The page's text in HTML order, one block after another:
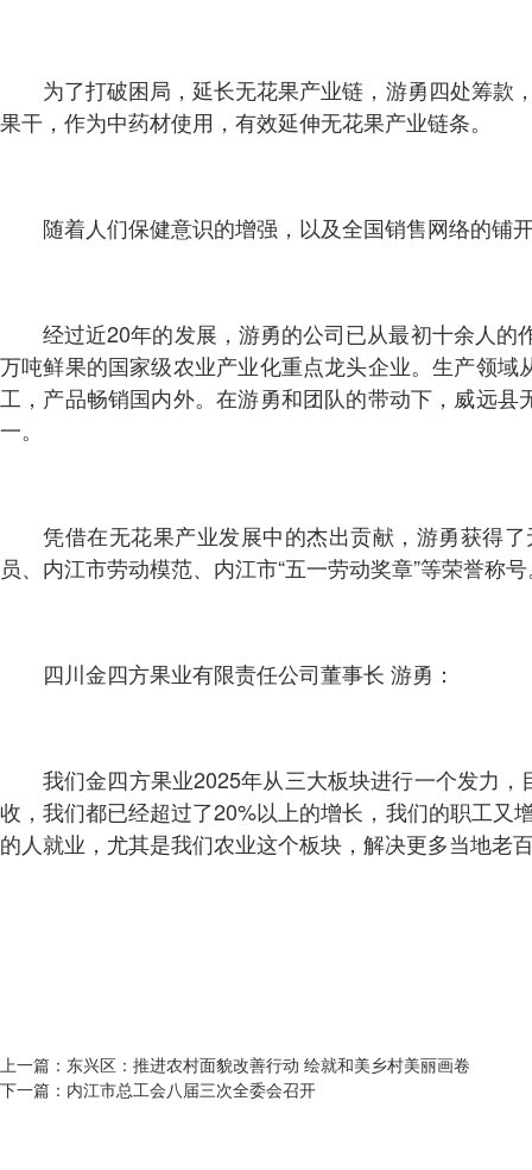
为了打破困局，延长无花果产业链，游勇四处筹款
果干，作为中药材使用，有效延伸无花果产业链条。
随着人们保健意识的增强，以及全国销售网络的铺
经过近20年的发展，游勇的公司已从最初十余人
万吨鲜果的国家级农业产业化重点龙头企业。生产领
工，产品畅销国内外。在游勇和团队的带动下，威远
一。
凭借在无花果产业发展中的杰出贡献，游勇获得
员、内江市劳动模范、内江市“五一劳动奖章”等荣誉称
四川金四方果业有限责任公司董事长 游勇：
我们金四方果业2025年从三大板块进行一个发力
收，我们都已经超过了20%以上的增长，我们的职工又
的人就业，尤其是我们农业这个板块，解决更多当地老
上一篇： 东兴区：推进农村面貌改善行动 绘就和美乡村美丽画卷
下一篇： 内江市总工会八届三次全委会召开